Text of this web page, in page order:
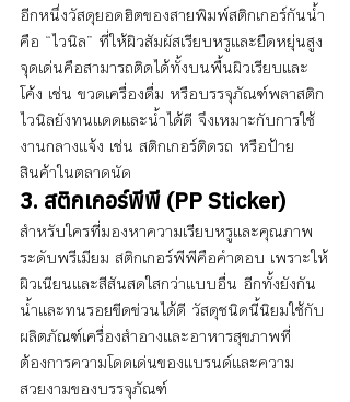
อีกหนึ่งวัสดุยอดฮิตของสายพิมพ์สติกเกอร์กันน้ำ
คือ “ไวนิล” ที่ให้ผิวสัมผัสเรียบหรูและยืดหยุ่นสูง
จุดเด่นคือสามารถติดได้ทั้งบนพื้นผิวเรียบและ
โค้ง เช่น ขวดเครื่องดื่ม หรือบรรจุภัณฑ์พลาสติก
ไวนิลยังทนแดดและน้ำได้ดี จึงเหมาะกับการใช้
งานกลางแจ้ง เช่น สติกเกอร์ติดรถ หรือป้าย
สินค้าในตลาดนัด
3. สติกเกอร์พีพี (PP Sticker)
สำหรับใครที่มองหาความเรียบหรูและคุณภาพ
ระดับพรีเมียม สติกเกอร์พีพีคือคำตอบ เพราะให้
ผิวเนียนและสีสันสดใสกว่าแบบอื่น อีกทั้งยังกัน
น้ำและทนรอยขีดข่วนได้ดี วัสดุชนิดนี้นิยมใช้กับ
ผลิตภัณฑ์เครื่องสำอางและอาหารสุขภาพที่
ต้องการความโดดเด่นของแบรนด์และความ
สวยงามของบรรจุภัณฑ์